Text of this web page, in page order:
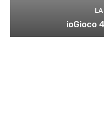
ioGioco